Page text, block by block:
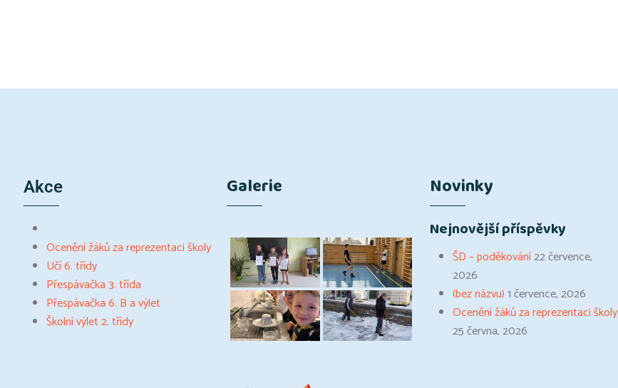
Akce
Ocenění žáků za reprezentaci školy
Učí 6. třídy
Přespávačka 3. třída
Přespávačka 6. B a výlet
Školní výlet 2. třídy
Galerie Novinky
Nejnovější příspěvky
ŠD – poděkování22 července,
2026
(bez názvu)1 července, 2026
Ocenění žáků za reprezentaci školy
25 června, 2026